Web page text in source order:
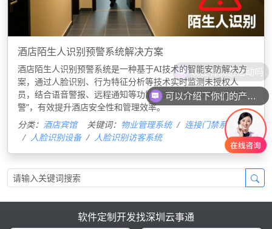
酒店陌生人识别预警系统解决方案
酒店陌生人识别预警系统是一种基于AI技术的智能安防解决方
案，通过人脸识别、行为特征分析等技术实时监测未授权人
员，结合语音警报、远程通知等功能，实现“主动识别+即时预
警”，有效提升酒店安全性和管理效率。‌
分类： 酒店宾馆 关键词： 物业管理系统
连接门禁系统
人脸识别设备
人脸识别访客系统
软件定制开发找深圳云事通
现在有优惠活动吗